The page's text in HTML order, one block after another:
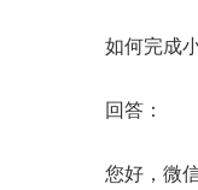
如何完成
回答：
您好，微